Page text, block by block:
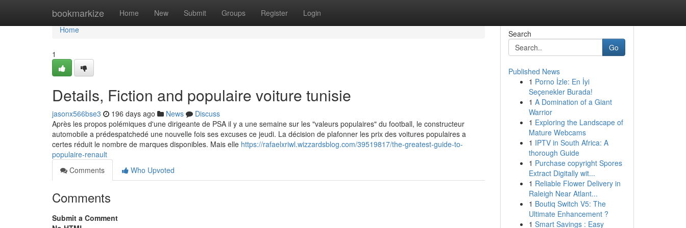
bookmarkize Home New Submit Groups Register Login
Home
Home
1
Details, Fiction and populaire voiture tunisie
jasonx566bse3 196 days ago News
Discuss
Après les propos polémiques d'une dirigeante de PSA il y a une semaine sur les "valeurs populaires" du football, le constructeur
automobile a prédespatchedé une nouvelle fois ses excuses ce jeudi. La décision de plafonner les prix des voitures populaires a
certes réduit le nombre de marques disponibles. Mais elle https://rafaelxriwl.wizzardsblog.com/39519817/the-greatest-guide-to-
populaire-renault
Comments
Who Upvoted
Comments
Submit a Comment
Search
Go
Published News
1 Porno İzle: En İyi
Seçenekler Burada!
1 A Domination of a Giant
Warrior
1 Exploring the Landscape of
Mature Webcams
1 IPTV in South Africa: A
thorough Guide
1 Purchase copyright Spores
Extract Digitally wit...
1 Reliable Flower Delivery in
Raleigh Near Atlant...
1 Boutiq Switch V5: The
Ultimate Enhancement ?
1 Smart Savings : Easy